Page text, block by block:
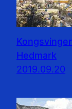
Hedmark
2019.09.20